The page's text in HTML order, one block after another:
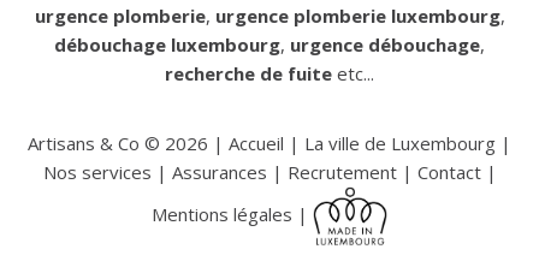
urgence plomberie, urgence plomberie luxembourg,
débouchage luxembourg, urgence débouchage,
recherche de fuite etc...
Artisans & Co © 2026 | Accueil | La ville de Luxembourg |
Nos services | Assurances | Recrutement| Contact|
Mentions légales |